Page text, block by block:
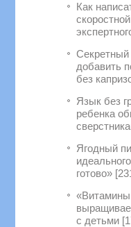
Как
Секретный
добавить
без
Язык без
ребенка
Ягодный
готово»
с детьми